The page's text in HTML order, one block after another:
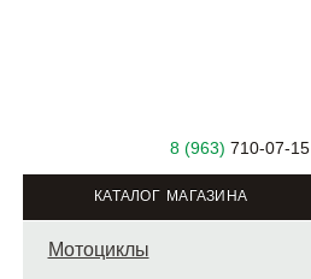
8 (963) 710-07-15
КАТАЛОГ МАГАЗИНА
Мотоциклы